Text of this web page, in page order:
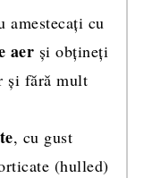
amestecați cu
aer și obțineți
și fără mult
, cu gust
(hulled)